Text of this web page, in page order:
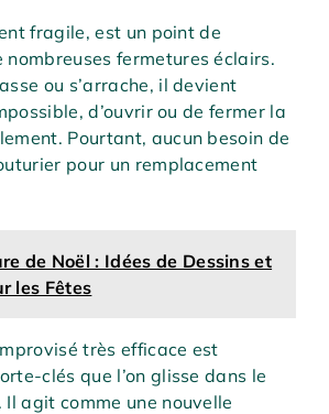
fragile, est un point de
nombreuses fermetures éclairs.
ou s’arrache, il devient
d’ouvrir ou de fermer la
Pourtant, aucun besoin de
pour un remplacement
de Noël : Idées de Dessins et
les Fêtes
très efficace est
clés que l’on glisse dans le
agit comme une nouvelle